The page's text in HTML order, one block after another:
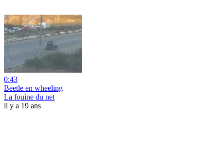
0:43
Beetle en wheeling
La fouine du net
il y a 19 ans